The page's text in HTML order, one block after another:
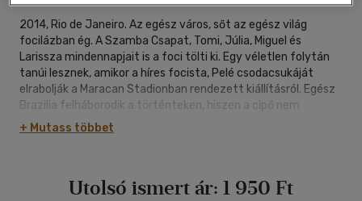
2014, Rio de Janeiro. Az egész város, sőt az egész világ
focilázban ég. A Szamba Csapat, Tomi, Júlia, Miguel és
Larissza mindennapjait is a foci tölti ki. Egy véletlen folytán
tanúi lesznek, amikor a híres focista, Pelé csodacsukáját
elrabolják a Maracan Stadionban rendezett kiállításról. Egész
Brazilia felháborodik a történteken, hiszen a cipő nem
egyszerűen Pelé cipője, hanem a nemzeti tizenegy
szerencsét hozó kabalája a világbajnokságon. A rendőrség
+ Mutass többet
Utolsó ismert ár: 1 950 Ft